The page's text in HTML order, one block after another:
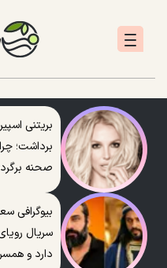
برداشت؛
صحنه
بیوگرافی
سریال
دارد و